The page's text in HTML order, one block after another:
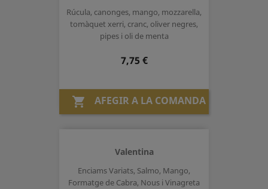
Rúcula, canonges, mango, mozzarella,
tomàquet xerri, cranc, oliver negres,
pipes i oli de menta
Preu
7,75 €
 AFEGIR A LA COMANDA
Valentina
Enciams Variats, Salmo, Mango,
Formatge de Cabra, Nous i Vinagreta